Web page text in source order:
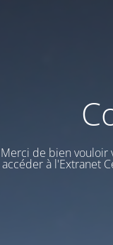
Merci de bien vouloir
accéder à l'Extranet